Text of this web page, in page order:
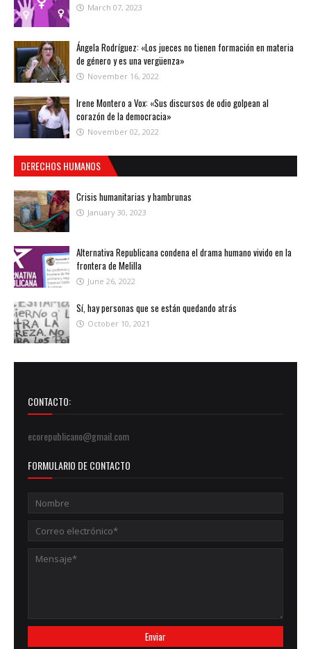
March 07, 2023
Ángela Rodríguez: «Los jueces no tienen formación en materia
de género y es una vergüenza»
November 16, 2022
Irene Montero a Vox: «Sus discursos de odio golpean al
corazón de la democracia»
November 02, 2022
DERECHOS HUMANOS
Crisis humanitarias y hambrunas
January 30, 2023
Alternativa Republicana condena el drama humano vivido en la
frontera de Melilla
June 26, 2022
Sí, hay personas que se están quedando atrás
October 10, 2021
CONTACTO:
ecorepublicano@gmail.com
FORMULARIO DE CONTACTO